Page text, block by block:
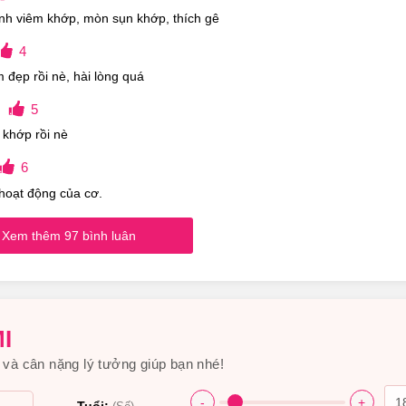
Bổ Khớp Của Mỹ Có Nguồn Gốc Xuất Xứ Từ Đâu,
viêm khớp, mòn sụn khớp, thích gê
4
đẹp rồi nè, hài lòng quá
5
rồi nè
6
động của cơ.
Xem thêm 97 bình luân
cân nặng lý tưởng giúp bạn nhé!
- +